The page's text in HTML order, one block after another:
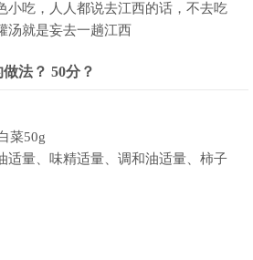
小吃，人人都说去江西的话，不去吃
汤就是妄去一趟江西
法？ 50分？
菜50g
适量、味精适量、调和油适量、柿子